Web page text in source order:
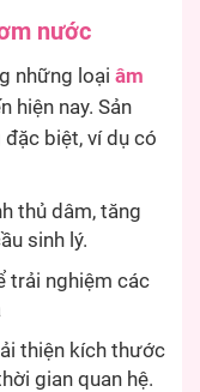
nước
những loại âm
hiện nay. Sản
biệt, ví dụ có
thủ dâm, tăng
sinh lý.
trải nghiệm các
thiện kích thước
gian quan hệ.